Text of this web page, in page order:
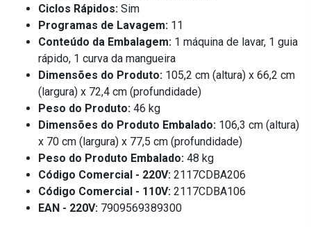
Ciclos Rápidos: Sim
Programas de Lavagem: 11
Conteúdo da Embalagem: 1 máquina de lavar, 1 guia
rápido, 1 curva da mangueira
Dimensões do Produto: 105,2 cm (altura) x 66,2 cm
(largura) x 72,4 cm (profundidade)
Peso do Produto: 46 kg
Dimensões do Produto Embalado: 106,3 cm (altura)
x 70 cm (largura) x 77,5 cm (profundidade)
Peso do Produto Embalado: 48 kg
Código Comercial - 220V: 2117CDBA206
Código Comercial - 110V: 2117CDBA106
EAN - 220V: 7909569389300